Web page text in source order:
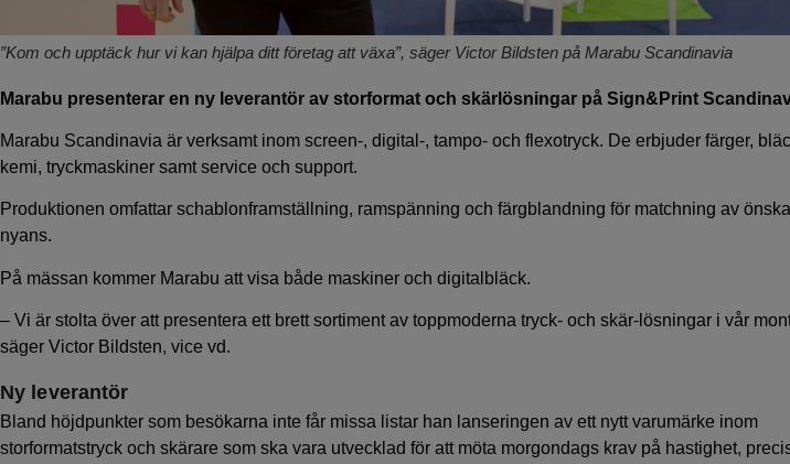
”Kom och upptäck hur vi kan hjälpa ditt företag att växa”, säger Victor Bildsten på Marabu Scandinavia
Marabu presenterar en ny leverantör av storformat och skärlösningar på Sign&Print
Marabu Scandinavia är verksamt inom screen-, digital-, tampo- och flexotryck. De erbjuder färger,
kemi, tryckmaskiner samt service och support.
Produktionen omfattar schablonframställning, ramspänning och färgblandning för matchning av
nyans.
På mässan kommer Marabu att visa både maskiner och digitalbläck.
– Vi är stolta över att presentera ett brett sortiment av toppmoderna tryck- och skär-lösningar i vår
säger Victor Bildsten, vice vd.
Ny leverantör
Bland höjdpunkter som besökarna inte får missa listar han lanseringen av ett nytt varumärke inom
storformatstryck och skärare som ska vara utvecklad för att möta morgondags krav på hastighet,